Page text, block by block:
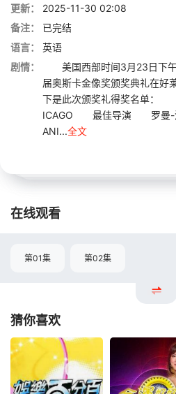
更新：
2025-11-30 02:08
备注：
已完结
语言：
英语
剧情：
美国西部时间3月23日下午
届奥斯卡金像奖颁奖典礼在好
下是此次颁奖礼得奖名单
ICAGO 最佳导演 罗曼-波
ANI...全文
在线观看
第01集 第02集
猜你喜欢